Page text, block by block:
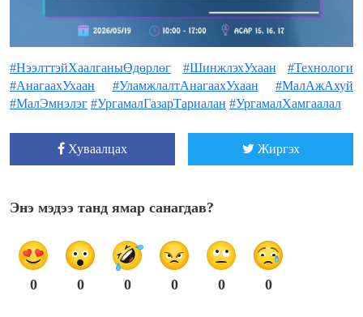
#НээлттэйХаалганыӨдөрлөг #ШинжлэхУхаан
#Технологи
#АнагаахУхаан
#УламжлалтАнагаахУхаан
#МалАжАхуй
#МалЭмнэлэг #УргамалГазарТариалан #УргамалХамгаалал
Хуваалцах Жиргэх
Энэ мэдээ танд ямар санагдав?
0 0 0 0 0 0